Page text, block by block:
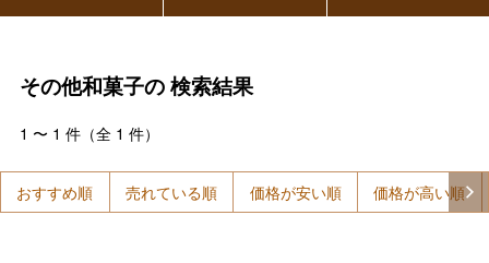
その他和菓子の検索結果
1 〜 1 件（全 1 件）
おすすめ順 売れている順 価格が安い順 価格が高い順